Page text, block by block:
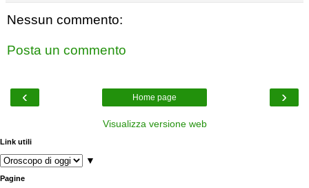
Nessun commento:
Posta un commento
‹ ›
Home page
Visualizza versione web
Link utili
▼
Pagine